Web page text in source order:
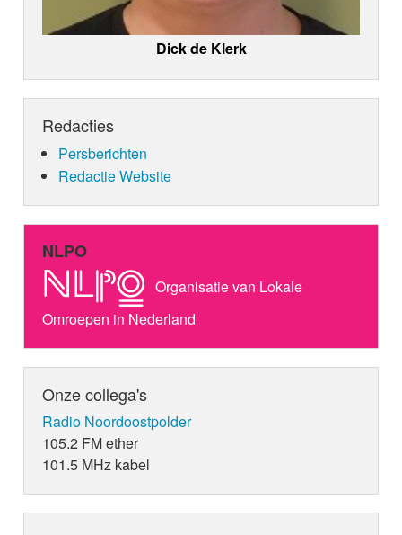
Dick de Klerk
Redacties
Persberichten
Redactie Website
NLPO
Organisatie van Lokale
Omroepen in Nederland
Onze collega's
Radio Noordoostpolder
105.2 FM ether
101.5 MHz kabel